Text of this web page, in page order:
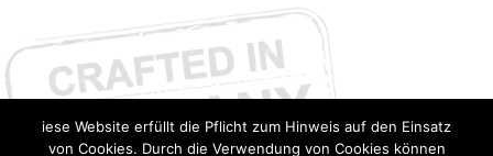
iese Website erfüllt die Pflicht zum Hinweis auf den Einsatz
von Cookies. Durch die Verwendung von Cookies können